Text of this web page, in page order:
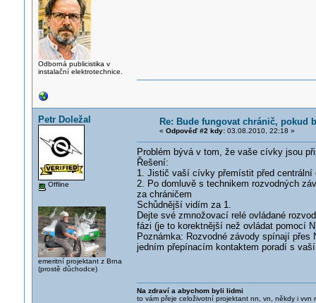
Odborná publicistika v
instalační elektrotechnice.
Petr Doležal
Offline
emeritní projektant z Brna
(prostě důchodce)
Re: Bude fungovat chránič, pokud
« Odpověď #2 kdy:03.08.2010, 22:18 »
Problém bývá v tom, že vaše cívky jsou
Řešení:
1. Jistič vaší cívky přemístit před centrální
2. Po domluvě s technikem rozvodných
za chráničem
Schůdnější vidím za 1.
Dejte své zmnožovací relé ovládané
fázi (je to korektnější než ovládat pomocí
Poznámka: Rozvodné závody spínají
jedním přepínacím kontaktem poradí s
Na zdraví a abychom byli lidmi
to vám přeje celoživotní projektant nn, vn, někdy i vvn